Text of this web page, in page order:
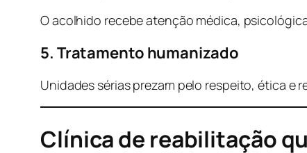
O acolhido recebe atenção médica,
5. Tratamento humanizado
Unidades sérias prezam pelo respeito, ética e
Clínica de reabilitação